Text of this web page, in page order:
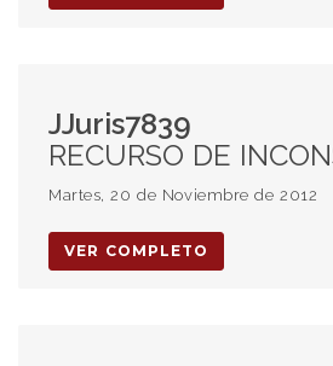
JJuris7839
RECURSO DE INCONSTITUCIONALIDAD. PROCEDENCIA. FUNDAMENTOS APARENTES. CONTRATO DE SEGURO DE RETIRO.
Martes, 20 de Noviembre de 2012
VER COMPLETO